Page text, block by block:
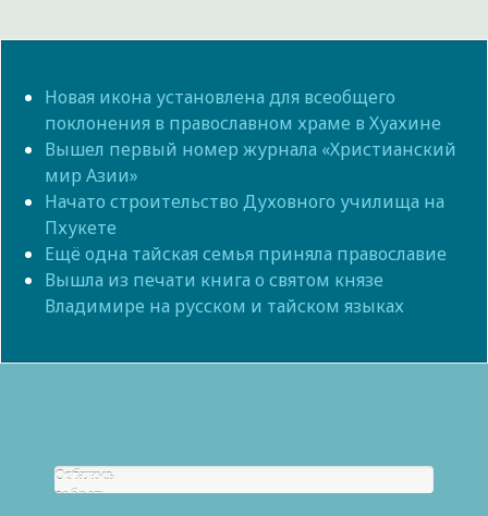
Новая икона установлена для всеобщего
поклонения в православном храме в Хуахине
Вышел первый номер журнала «Христианский
мир Азии»
Начато строительство Духовного училища на
Пхукете
Ещё одна тайская семья приняла православие
Вышла из печати книга о святом князе
Владимире на русском и тайском языках
Собрано
р.
Осталось
собрать